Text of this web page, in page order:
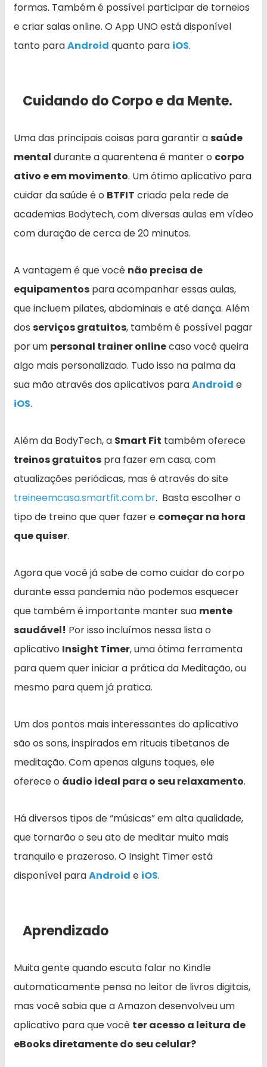
formas. Também é possível participar de torneios
e criar salas online. O App UNO está disponível
tanto paraAndroid quanto para iOS.
Cuidando do Corpo e da Mente.
Uma das principais coisas para garantir asaúde
mental durante a quarentena é manter o corpo
ativo e em movimento. Um ótimo aplicativo para
cuidar da saúde é o BTFIT criado pela rede de
academias Bodytech, com diversas aulas em vídeo
com duração de cerca de 20 minutos.
A vantagem é que você não precisa de
equipamentos para acompanhar essas aulas,
que incluem pilates, abdominais e até dança. Além
dos serviços gratuitos, também é possível pagar
por um personal trainer onlinecaso você queira
algo mais personalizado. Tudo isso na palma da
sua mão através dos aplicativos paraAndroid e
iOS.
Além da BodyTech, a Smart Fit também oferece
treinos gratuitos pra fazer em casa, com
atualizações periódicas, mas é através do site
treineemcasa.smartfit.com.br. Basta escolher o
tipo de treino que quer fazer e começar na hora
que quiser.
Agora que você já sabe de como cuidar do corpo
durante essa pandemia não podemos esquecer
que também é importante manter sua mente
saudável! Por isso incluímos nessa lista o
aplicativo Insight Timer, uma ótima ferramenta
para quem quer iniciar a prática da Meditação, ou
mesmo para quem já pratica.
Um dos pontos mais interessantes do aplicativo
são os sons, inspirados em rituais tibetanos de
meditação. Com apenas alguns toques, ele
oferece o áudio ideal para o seu relaxamento.
Há diversos tipos de “músicas” em alta qualidade,
que tornarão o seu ato de meditar muito mais
tranquilo e prazeroso. O Insight Timer está
disponível paraAndroid e iOS.
Aprendizado
Muita gente quando escuta falar no Kindle
automaticamente pensa no leitor de livros digitais,
mas você sabia que a Amazon desenvolveu um
aplicativo para que você ter acesso a leitura de
eBooks diretamente do seu celular?